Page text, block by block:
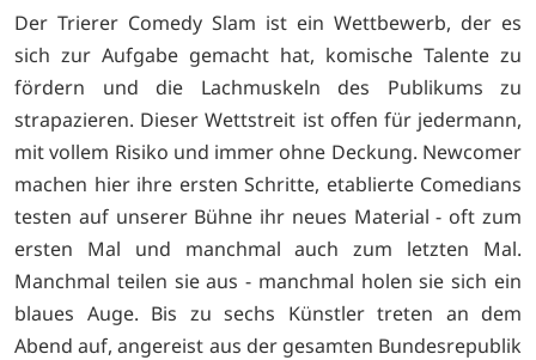
Der Trierer Comedy Slam ist ein Wettbewerb, der es
sich zur Aufgabe gemacht hat, komische Talente zu
fördern und die Lachmuskeln des Publikums zu
strapazieren. Dieser Wettstreit ist offen für jedermann,
mit vollem Risiko und immer ohne Deckung. Newcomer
machen hier ihre ersten Schritte, etablierte Comedians
testen auf unserer Bühne ihr neues Material - oft zum
ersten Mal und manchmal auch zum letzten Mal.
Manchmal teilen sie aus - manchmal holen sie sich ein
blaues Auge. Bis zu sechs Künstler treten an dem
Abend auf, angereist aus der gesamten Bundesrepublik